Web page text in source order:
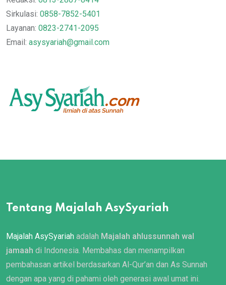
Sirkulasi: 0858-7852-5401
Layanan: 0823-2741-2095
Email: asysyariah@gmail.com
Tentang Majalah AsySyariah
Majalah AsySyariah adalah Majalah ahlussunnah wal
jamaah di Indonesia. Membahas dan menampilkan
pembahasan artikel berdasarkan Al-Qur’an dan As Sunnah
dengan apa yang di pahami oleh generasi awal umat ini.